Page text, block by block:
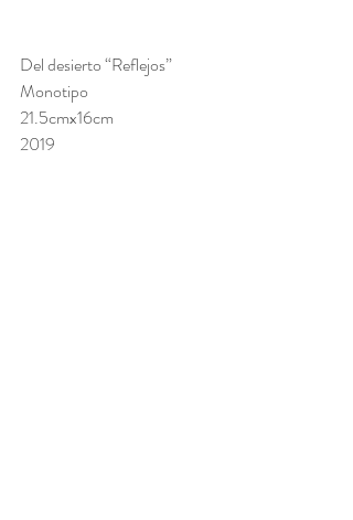
Del desierto “Reflejos”
Monotipo
21.5cmx16cm
2019